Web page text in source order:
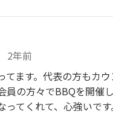
2年前
てます。代表の方もカ
員の方々でBBQを開催
ってくれて、心強いで